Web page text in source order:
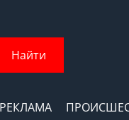
Найти
РЕКЛАМА